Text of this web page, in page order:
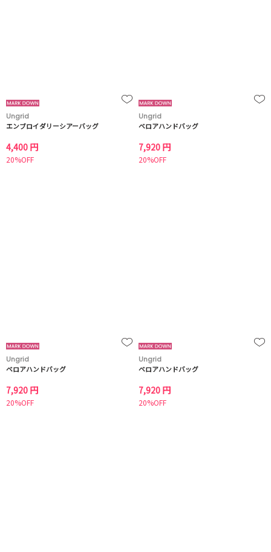
Ungrid
エンブロイダリーシアーバッグ
4,400 円
20%OFF
Ungrid
ベロアハンドバッグ
7,920 円
20%OFF
Ungrid
ベロアハンドバッグ
7,920 円
20%OFF
Ungrid
ベロアハンドバッグ
7,920 円
20%OFF